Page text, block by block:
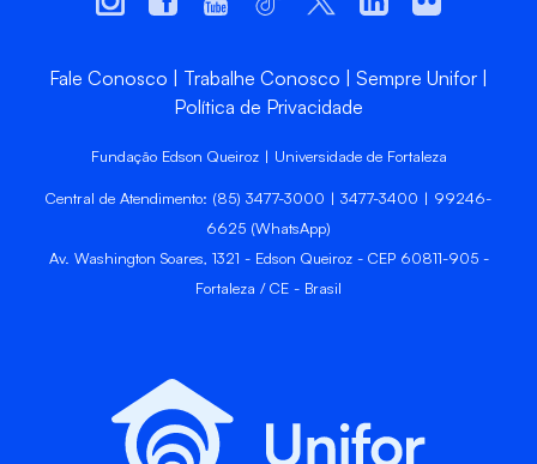
Fale Conosco Trabalhe Conosco
Sempre Unifor
Política de Privacidade
Fundação Edson Queiroz | Universidade de Fortaleza
Central de Atendimento: (85) 3477-3000 | 3477-3400 | 99246-
6625 (WhatsApp)
Av. Washington Soares, 1321 - Edson Queiroz - CEP 60811-905 -
Fortaleza / CE - Brasil